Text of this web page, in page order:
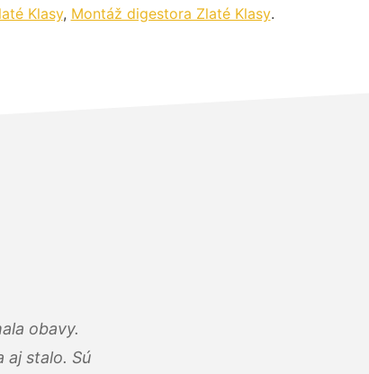
Klasy, Montáž digestora Zlaté Klasy.
obavy.
aj stalo. Sú